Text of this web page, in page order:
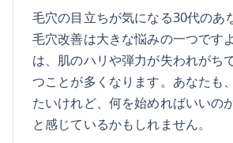
毛穴の目立ちが気になる30代のあ
毛穴改善は大きな悩みの一つです
は、肌のハリや弾力が失われがち
つことが多くなります。あなたも
たいけれど、何を始めればいいの
と感じているかもしれません。